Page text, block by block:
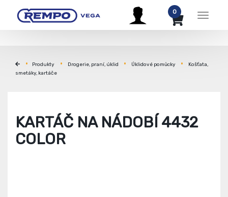
Menu
0
Produkty Drogerie, praní, úklid Úklidové pomůcky
Košťata,
smetáky, kartáče
KARTÁČ NA NÁDOBÍ 4432
COLOR